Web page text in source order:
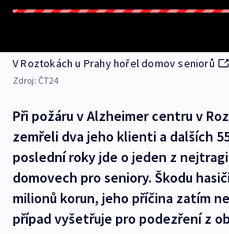
V Roztokách u Prahy hořel domov seniorů
Zdroj: ČT24
Při požáru v Alzheimer centru v
zemřeli dva jeho klienti a dalších
poslední roky jde o jeden z
domovech pro seniory. Škodu
milionů korun, jeho příčina zatím
případ vyšetřuje pro podezření z